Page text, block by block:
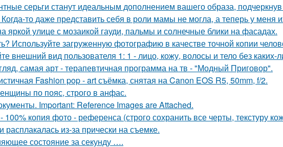
серьги станут идеальным дополнением вашего образа,
то даже представить себя в роли мамы не могла, а теперь у меня
яркой улице с мозаикой гауди, пальмы и солнечные блики на фасадах.
Используйте загруженную фотографию в качестве точной копии
внешний вид пользователя 1: 1 - лицо, кожу, волосы и тело без каких-
самая арт - терапевтичная программа на тв - "Модный Приговор".
Fashion pop - art съёмка, снятая на Canon EOS R5, 50mm, f/2.
по пояс, строго в анфас.
Important: Reference Images are Attached.
копия фото - референса (строго сохранить все черты, текстуру
расплакалась из-за прически на съемке.
состояние за секунду ….